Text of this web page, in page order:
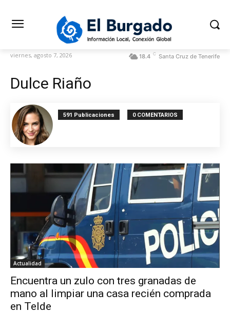
18.4 C Santa Cruz de Tenerife
viernes, agosto 7, 2026
Dulce Riaño
591 Publicaciones 0 COMENTARIOS
Actualidad
Encuentra un zulo con tres granadas de
mano al limpiar una casa recién comprada
en Telde